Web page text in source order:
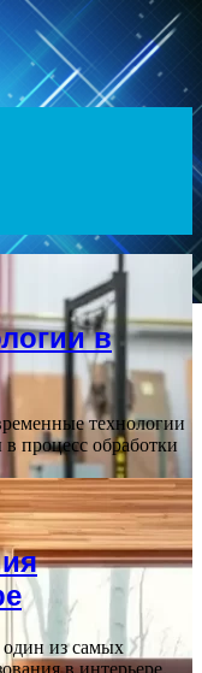
в
технологии
процесс обработки
один из самых
в интерьере.